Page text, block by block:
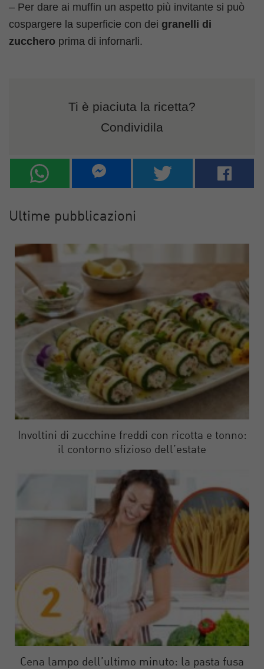
– Per dare ai muffin un aspetto più invitante si può
cospargere la superficie con dei granelli di
zucchero prima di infornarli.
Ti è piaciuta la ricetta?
Condividila
Ultime pubblicazioni
Involtini di zucchine freddi con ricotta e tonno:
il contorno sfizioso dell’estate
Cena lampo dell’ultimo minuto: la pasta fusa